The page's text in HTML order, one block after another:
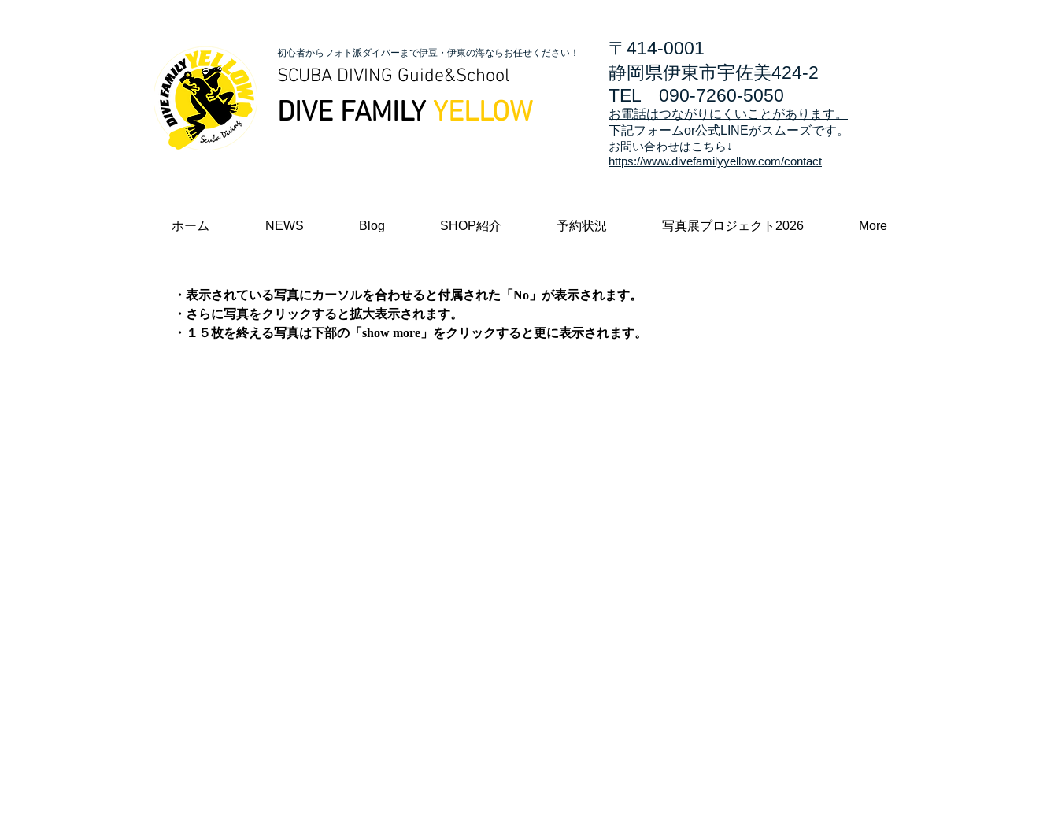
初心者からフォト派ダイバーまで伊豆・伊東の海ならお任せください！
SCUBA DIVING Guide&School
DIVE FAMILY YELLOW
〒414-0001
静岡県伊東市宇佐美424-2
TEL 090-7260-5050
お電話はつながりにくいことがあります。
​下記フォームor公式LINEがスムーズです。
お問い合わせはこちら↓
https://www.divefamilyyellow.com/contact
ホーム NEWS Blog SHOP紹介 予約状況 写真展プロジェクト2026 More
・表示されている写真にカーソルを合わせると付属された「No」が表示されます。
・さらに写真をクリックすると拡大表示されます。
​・１５枚を終える写真は下部の「show more」をクリックすると更に表示されます。